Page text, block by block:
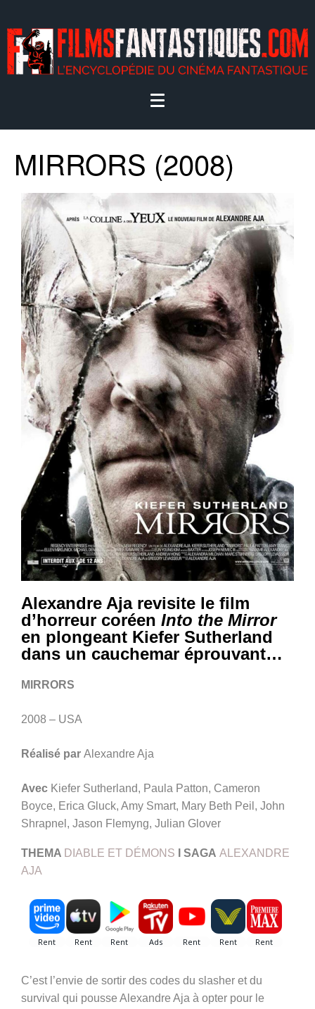
MIRRORS (2008)
Alexandre Aja revisite le film
d’horreur coréen Into the Mirror
en plongeant Kiefer Sutherland
dans un cauchemar éprouvant…
MIRRORS
2008 – USA
Réalisé par Alexandre Aja
Avec Kiefer Sutherland, Paula Patton, Cameron
Boyce, Erica Gluck, Amy Smart, Mary Beth Peil, John
Shrapnel, Jason Flemyng, Julian Glover
THEMA DIABLE ET DÉMONS I SAGA ALEXANDRE
AJA
C’est l’envie de sortir des codes du slasher et du
survival qui pousse Alexandre Aja à opter pour le